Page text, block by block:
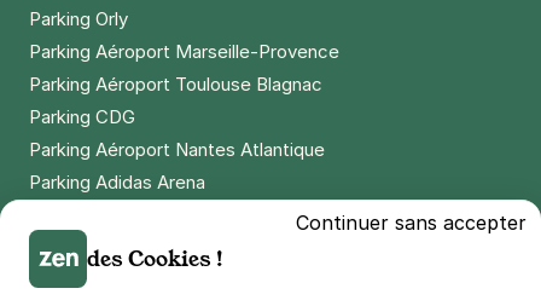
Parking Orly
Parking Aéroport Marseille-Provence
Parking Aéroport Toulouse Blagnac
Parking CDG
Parking Aéroport Nantes Atlantique
Parking Adidas Arena
Parking LDLC Arena
Parking Stade Pierre Mauroy
Continuer sans accepter
des Cookies !